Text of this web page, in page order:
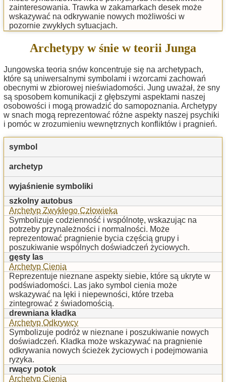
zainteresowania. Trawka w zakamarkach desek może
wskazywać na odkrywanie nowych możliwości w
pozornie zwykłych sytuacjach.
Archetypy w śnie w teorii Junga
Jungowska teoria snów koncentruje się na archetypach,
które są uniwersalnymi symbolami i wzorcami zachowań
obecnymi w zbiorowej nieświadomości. Jung uważał, że sny
są sposobem komunikacji z głębszymi aspektami naszej
osobowości i mogą prowadzić do samopoznania. Archetypy
w snach mogą reprezentować różne aspekty naszej psychiki
i pomóc w zrozumieniu wewnętrznych konfliktów i pragnień.
symbol
archetyp
wyjaśnienie symboliki
szkolny autobus
Archetyp Zwykłego Człowieka
Symbolizuje codzienność i wspólnotę, wskazując na
potrzeby przynależności i normalności. Może
reprezentować pragnienie bycia częścią grupy i
poszukiwanie wspólnych doświadczeń życiowych.
gęsty las
Archetyp Cienia
Reprezentuje nieznane aspekty siebie, które są ukryte w
podświadomości. Las jako symbol cienia może
wskazywać na lęki i niepewności, które trzeba
zintegrować z świadomością.
drewniana kładka
Archetyp Odkrywcy
Symbolizuje podróż w nieznane i poszukiwanie nowych
doświadczeń. Kładka może wskazywać na pragnienie
odkrywania nowych ścieżek życiowych i podejmowania
ryzyka.
rwący potok
Archetyp Cienia